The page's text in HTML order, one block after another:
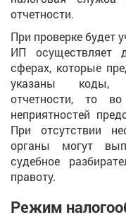
отчетности.
При проверке будет
ИП осуществляет
сферах, которые
указаны коды,
отчетности, то
неприятностей
При отсутствии
органы могут
судебное
правоту.
Режим